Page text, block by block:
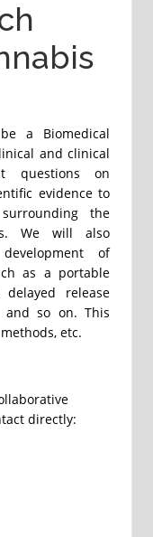
a Biomedical
and clinical
questions on
evidence to
the
We will also
of
as a portable
release
so on. This
etc.
directly: